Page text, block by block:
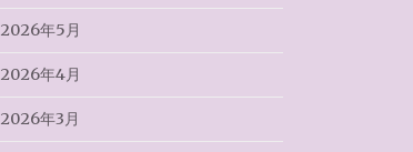
2026年5月
2026年4月
2026年3月